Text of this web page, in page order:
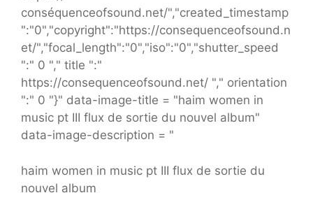
conséquenceofsound.net/","created_timestamp
":"0","copyright":"https://consequenceofsound.n
et/","focal_length":"0","iso":"0","shutter_speed
":" 0 "," title ":"
https://consequenceofsound.net/ "," orientation
":" 0 "}" data-image-title = "haim women in
music pt III flux de sortie du nouvel album"
data-image-description = "
haim women in music pt III flux de sortie du
nouvel album